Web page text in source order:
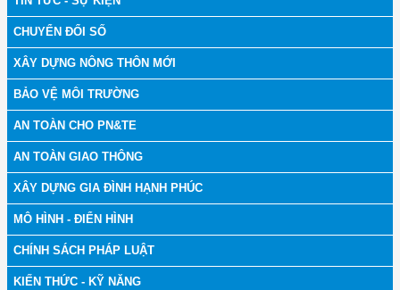
CHUYỂN ĐỔI SỐ
XÂY DỰNG NÔNG THÔN MỚI
BẢO VỆ MÔI TRƯỜNG
AN TOÀN CHO PN&TE
AN TOÀN GIAO THÔNG
XÂY DỰNG GIA ĐÌNH HẠNH PHÚC
MÔ HÌNH - ĐIỂN HÌNH
CHÍNH SÁCH PHÁP LUẬT
KIẾN THỨC - KỸ NĂNG